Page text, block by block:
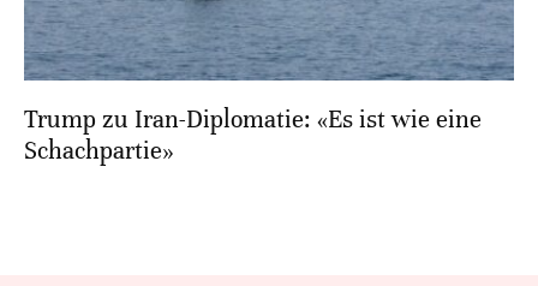
Trump zu Iran-Diplomatie: «Es ist wie eine
Schachpartie»